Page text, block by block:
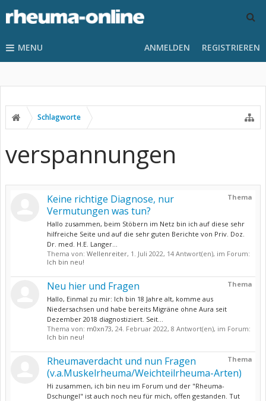
MENU ANMELDEN REGISTRIEREN
Schlagworte
verspannungen
Thema
Keine richtige Diagnose, nur
Vermutungen was tun?
Hallo zusammen, beim Stöbern im Netz bin ich auf diese sehr
hilfreiche Seite und auf die sehr guten Berichte von Priv. Doz.
Dr. med. H.E. Langer...
Thema von: Wellenreiter, 1. Juli 2022, 14 Antwort(en), im Forum:
Ich bin neu!
Thema
Neu hier und Fragen
Hallo, Einmal zu mir: Ich bin 18 Jahre alt, komme aus
Niedersachsen und habe bereits Migräne ohne Aura seit
Dezember 2018 diagnostiziert. Seit...
Thema von: m0xn73, 24. Februar 2022, 8 Antwort(en), im Forum:
Ich bin neu!
Thema
Rheumaverdacht und nun Fragen
(v.a.Muskelrheuma/Weichteilrheuma-Arten)
Hi zusammen, ich bin neu im Forum und der "Rheuma-
Dschungel" ist auch noch neu für mich, offen gestanden. Tut